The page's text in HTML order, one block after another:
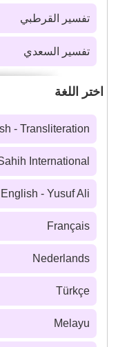
تفسير القرطبي
تفسير السعدي
اختر اللغة
- Transliteration
International
English - Yusuf Ali
Français
Nederlands
Türkçe
Melayu